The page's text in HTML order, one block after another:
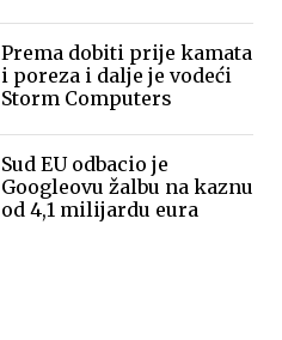
Prema dobiti prije kamata
i poreza i dalje je vodeći
Storm Computers
Sud EU odbacio je
Googleovu žalbu na kaznu
od 4,1 milijardu eura